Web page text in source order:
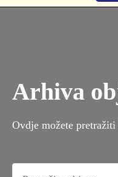
Arhiva
Ovdje možete